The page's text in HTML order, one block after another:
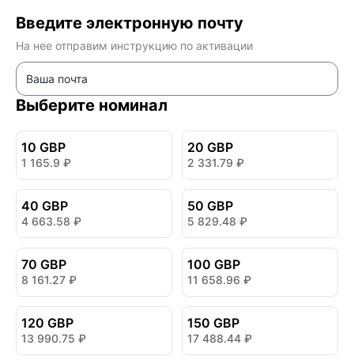
Введите электронную почту
На нее отправим инструкцию по активации
Выберите номинал
10 GBP
1 165.9 ₽
20 GBP
2 331.79 ₽
40 GBP
4 663.58 ₽
50 GBP
5 829.48 ₽
70 GBP
8 161.27 ₽
100 GBP
11 658.96 ₽
120 GBP
13 990.75 ₽
150 GBP
17 488.44 ₽